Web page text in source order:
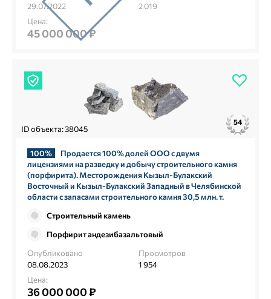
29.07.2022
2 019
Цена:
45 000 000 ₽
ID объекта: 38045
54
100%
Продается 100% долей ООО с двумя
лицензиями на разведку и добычу строительного камня
(порфирита). Месторождения Кызыл-Булакский
Восточный и Кызыл-Булакский Западный в Челябинской
области с запасами строительного камня 30,5 млн. т.
Строительный камень
Порфирит андезибазальтовый
Опубликовано
08.08.2023
Просмотров
1 954
Цена:
36 000 000 ₽